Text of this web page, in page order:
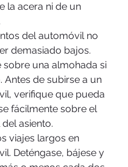
la acera ni de un
del automóvil no
demasiado bajos.
sobre una almohada si
Antes de subirse a un
verifique que pueda
fácilmente sobre el
asiento.
viajes largos en
Deténgase, bájese y